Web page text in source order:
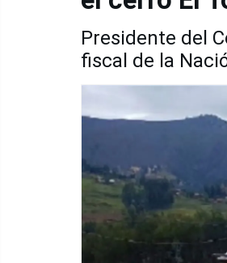
Presidente del
fiscal de la